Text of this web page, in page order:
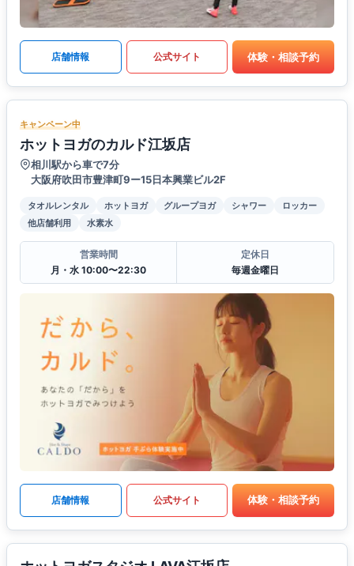
店舗情報 公式サイト 体験・相談予約
キャンペーン中
ホットヨガのカルド江坂店
相川駅から車で7分
大阪府吹田市豊津町9ー15日本興業ビル2F
タオルレンタル ホットヨガ グループヨガ シャワー
ロッカー
他店舗利用
水素水
営業時間
月・水 10:00〜22:30
定休日
毎週金曜日
店舗情報 公式サイト 体験・相談予約